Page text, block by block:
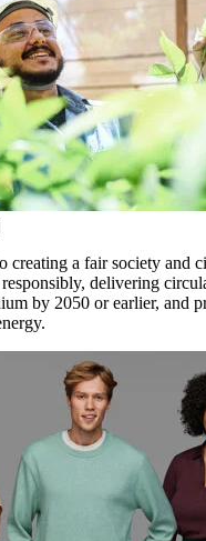
creating a fair society and
delivering
by 2050 or earlier, and